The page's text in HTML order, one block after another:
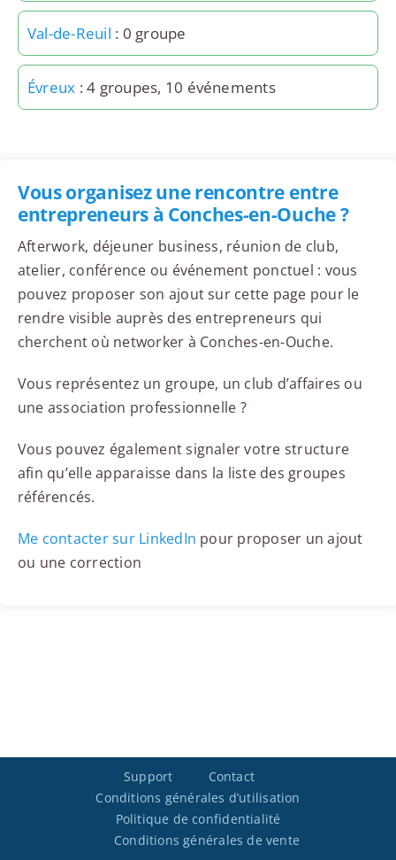
Val-de-Reuil : 0 groupe
Évreux : 4 groupes, 10 événements
Vous organisez une rencontre entre
entrepreneurs à Conches-en-Ouche ?
Afterwork, déjeuner business, réunion de club,
atelier, conférence ou événement ponctuel : vous
pouvez proposer son ajout sur cette page pour le
rendre visible auprès des entrepreneurs qui
cherchent où networker à Conches-en-Ouche.
Vous représentez un groupe, un club d’affaires ou
une association professionnelle ?
Vous pouvez également signaler votre structure
afin qu’elle apparaisse dans la liste des groupes
référencés.
Me contacter sur LinkedIn pour proposer un ajout
ou une correction
Support
Contact
Conditions générales d’utilisation
Politique de confidentialité
Conditions générales de vente